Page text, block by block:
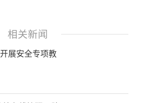
相关新闻
展安全专项教